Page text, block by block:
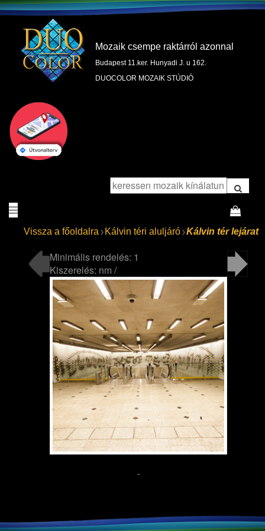
Mozaik csempe raktárról azonnal
Budapest 11.ker. Hunyadi J. u 162.
DUOCOLOR MOZAIK STÚDIÓ
Vissza a főoldalra Kálvin téri aluljáró Kálvin tér lejárat
Minimális rendelés: 1
Kiszerelés: nm /
-